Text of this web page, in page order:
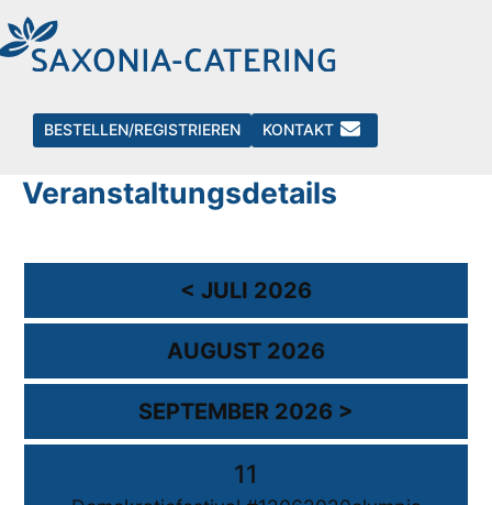
BESTELLEN/REGISTRIEREN KONTAKT
Events
Kalender mit
Veranstaltungsdetails
< JULI 2026
AUGUST 2026
SEPTEMBER 2026 >
11